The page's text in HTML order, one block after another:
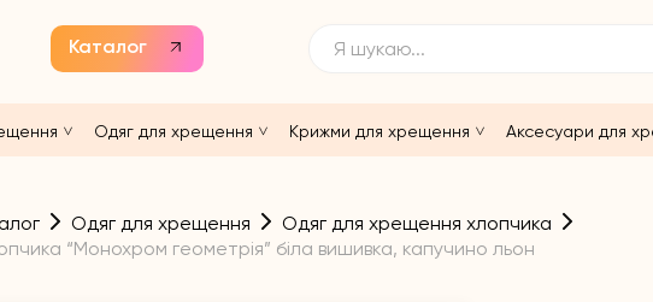
Каталог
Одяг для хрещення Крижми для хрещення Аксесуари для
Одяг для хрещення
Одяг для хрещення хлопчика
“Монохром геометрія” біла вишивка, капучино льон